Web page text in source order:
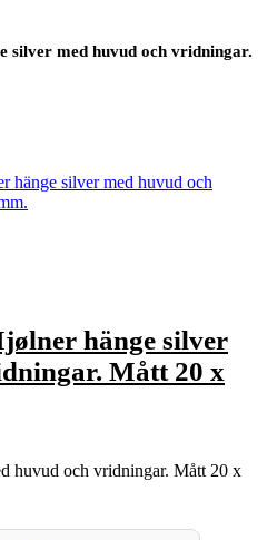
silver med huvud och vridningar.
hänge silver
Mått 20 x
huvud och vridningar. Mått 20 x